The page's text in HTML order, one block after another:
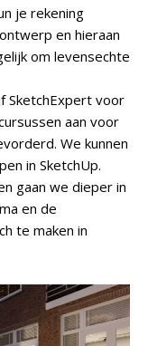
je rekening
en hieraan
om levensechte
SketchExpert voor
aan voor
We kunnen
in SketchUp.
gaan we dieper in
en de
te maken in